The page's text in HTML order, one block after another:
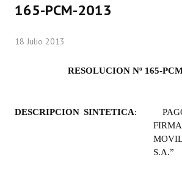
Comisiones Permanentes
Comisiones Especiales
Concejales Mandato Cumplido
165-PCM-2013
18 Julio 2013
RESOLUCION Nº 165-
DESCRIPCION SINTETICA:
S.A.”